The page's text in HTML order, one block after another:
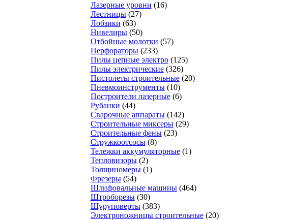
Лазерные уровни (16)
Лестницы (27)
Лобзики (63)
Нивелиры (50)
Отбойные молотки (57)
Перфораторы (233)
Пилы цепные электро (125)
Пилы электрические (326)
Пистолеты строительные (20)
Пневмоинструменты (10)
Построители лазерные (6)
Рубанки (44)
Сварочные аппараты (142)
Строительные миксеры (29)
Строительные фены (23)
Стружкоотсосы (8)
Тележки аккумуляторные (1)
Тепловизоры (2)
Толщиномеры (1)
Фрезеры (54)
Шлифовальные машины (464)
Штроборезы (30)
Шуруповерты (383)
Электроножницы строительные (20)